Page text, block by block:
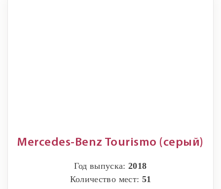
Mercedes-Benz Tourismo (серый)
Год выпуска:2018
Количество мест: 51